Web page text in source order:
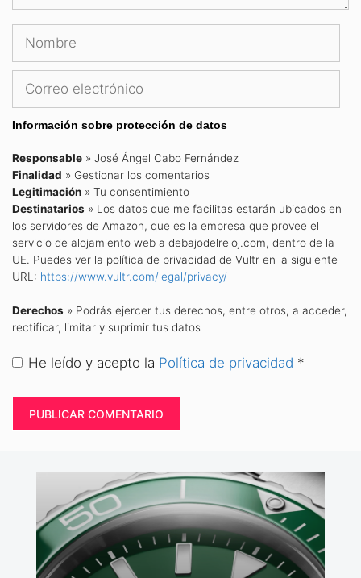
Nombre
Correo
Información sobre protección de datos
Responsable » José Ángel Cabo Fernández
Finalidad » Gestionar los comentarios
Legitimación » Tu consentimiento
Destinatarios » Los datos que me facilitas estarán ubicados en
los servidores de Amazon, que es la empresa que provee el
servicio de alojamiento web a debajodelreloj.com, dentro de la
UE. Puedes ver la política de privacidad de Vultr en la siguiente
URL: https://www.vultr.com/legal/privacy/
Derechos » Podrás ejercer tus derechos, entre otros, a acceder,
rectificar, limitar y suprimir tus datos
He leído y acepto la Política de privacidad *